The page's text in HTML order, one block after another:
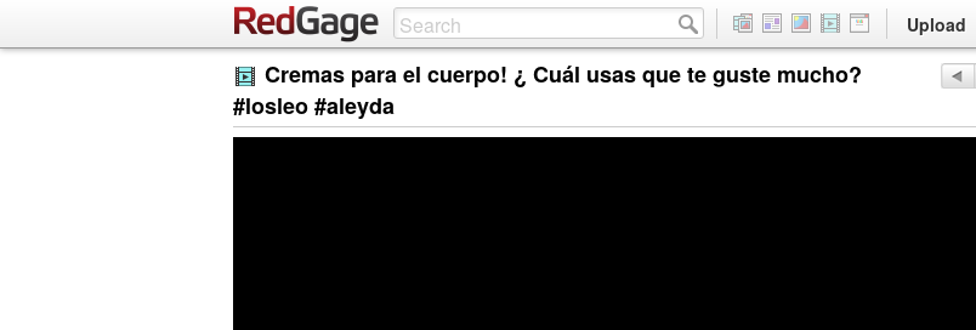
Upload
Cremas para el cuerpo! ¿ Cuál usas que te guste mucho?
#losleo #aleyda